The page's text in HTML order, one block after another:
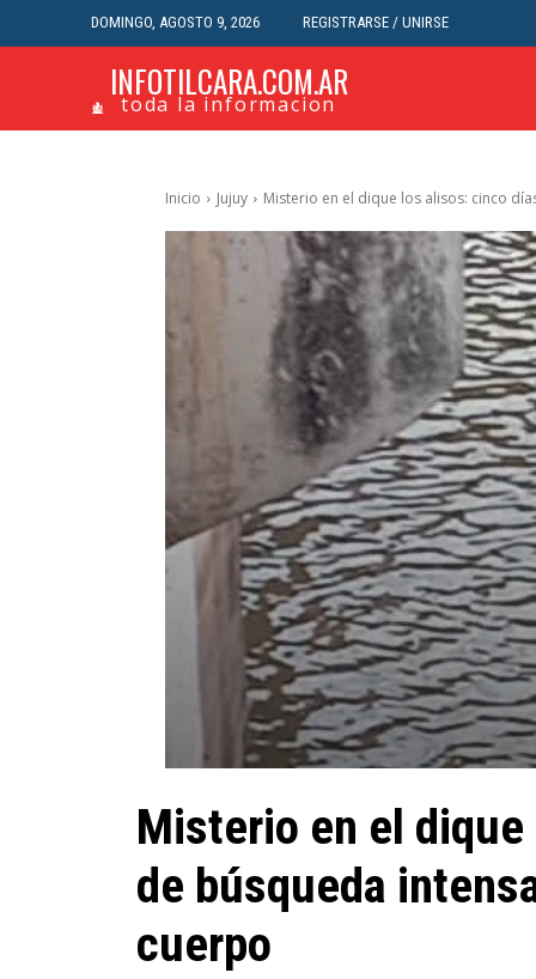
DOMINGO, AGOSTO 9, 2026 REGISTRARSE / UNIRSE
INFOTILCARA.COM.AR
toda la informacion
Inicio Jujuy Misterio en el dique los alisos: cinco
Misterio en el
de búsqueda
cuerpo